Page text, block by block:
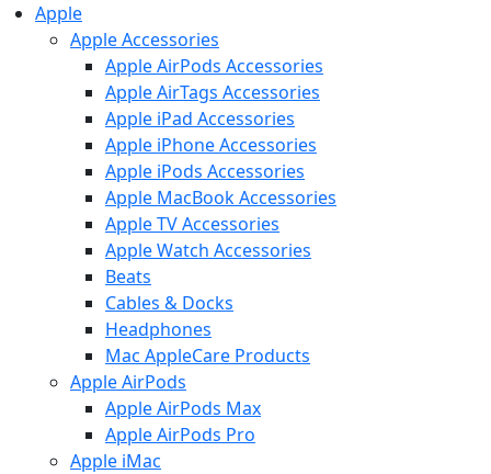
Apple
Apple Accessories
Apple AirPods Accessories
Apple AirTags Accessories
Apple iPad Accessories
Apple iPhone Accessories
Apple iPods Accessories
Apple MacBook Accessories
Apple TV Accessories
Apple Watch Accessories
Beats
Cables & Docks
Headphones
Mac AppleCare Products
Apple AirPods
Apple AirPods Max
Apple AirPods Pro
Apple iMac